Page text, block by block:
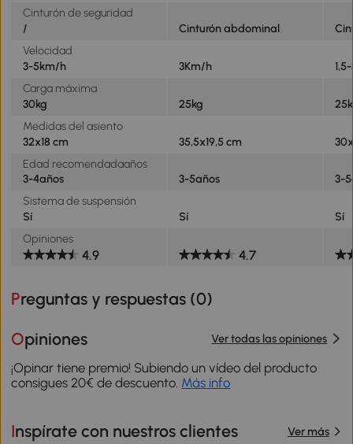
Cinturón de seguridad
/
Cinturón abdominal
Velocidad
3-5km/h
3Km/h
Carga máxima
30kg
25kg
Medidas del asiento
32x18 cm
35,5x19,5 cm
Edad recomendadaaños
3-4años
3-5años
3-
Sistema de suspensión
Sí
Sí
Sí
Opiniones
4.9 4.7
Preguntas y respuestas (0)
Opiniones Ver todas las opiniones
¡Opinar tiene premio! Subiendo un vídeo del producto
consigues 20€ de descuento. Más info
Inspírate con nuestros clientes Ver más